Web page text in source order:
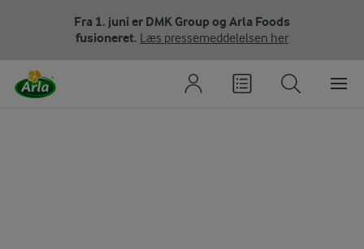
Fra 1. juni er DMK Group og Arla Foods
fusioneret. Læs pressemeddelelsen her